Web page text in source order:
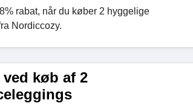
rabat, når du køber 2 hyggelige
Nordiccozy.
ved køb af 2